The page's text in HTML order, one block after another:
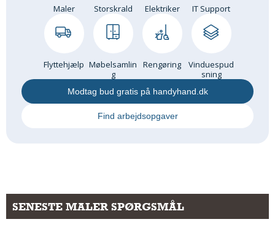
Maler Storskrald Elektriker IT Support
Flyttehjælp Møbelsamlin
g
Rengøring
Vinduespud
sning
Modtag bud gratis på handyhand.dk
Find arbejdsopgaver
SENESTE MALER SPØRGSMÅL